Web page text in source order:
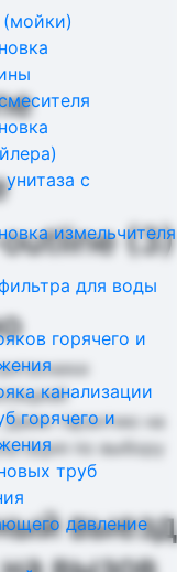
(мойки)
с
измельчителя
для воды
горячего и
канализации
горячего и
труб
давление
Даем гарантию на
по выбору
выезд